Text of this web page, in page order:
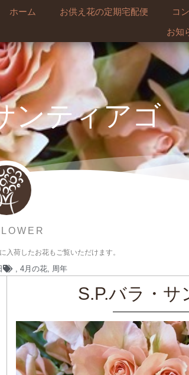
ホーム お供え花の定期宅配便 コ
お知
ンティアゴ
入荷したお花もご覧いただけます。
4月の花, 周年
S.P.バラ・サ